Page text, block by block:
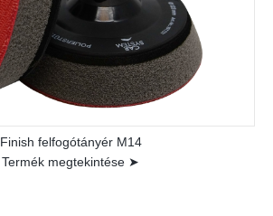
Finish felfogótányér M14
Termék megtekintése ➤